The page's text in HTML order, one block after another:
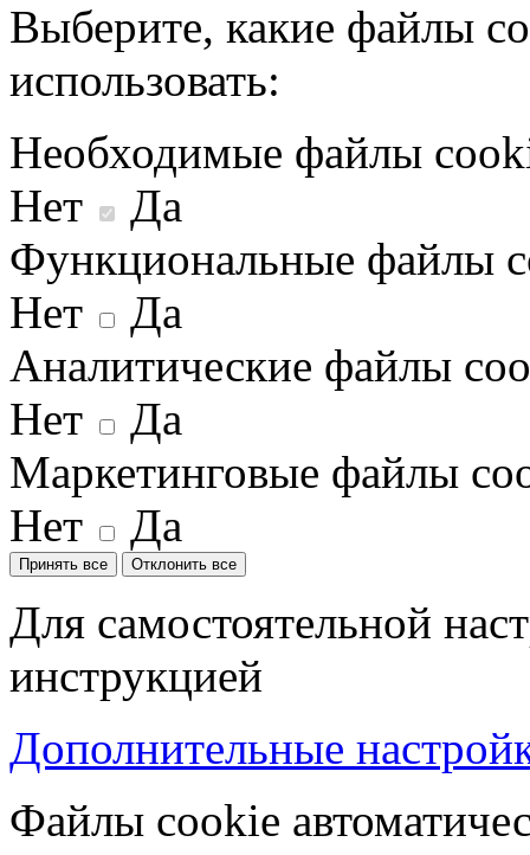
Выберите, какие файлы
использовать:
Необходимые файлы
Нет
Да
Функциональные файлы
Нет
Да
Аналитические файлы
Нет
Да
Маркетинговые файлы
Нет
Да
Принять все Отклонить все
Для самостоятельной
инструкцией
Дополнительные
Файлы cookie